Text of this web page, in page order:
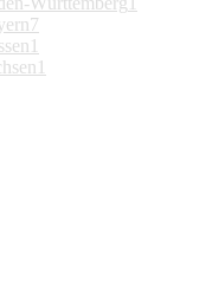
7
1
1